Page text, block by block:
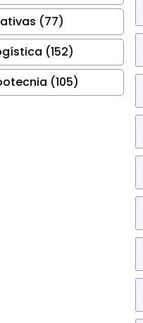
(77)
(152)
(105)